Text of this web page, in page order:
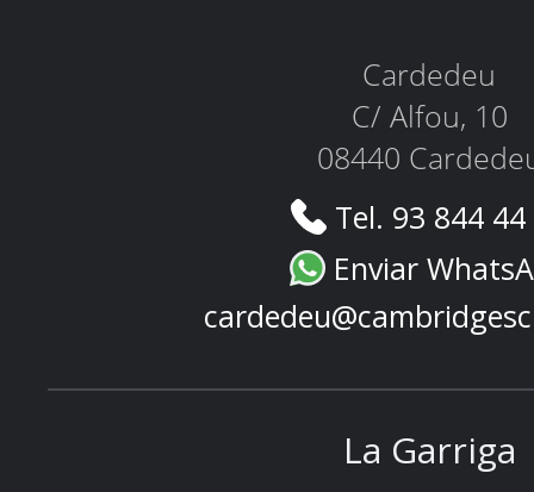
Cardedeu
C/ Alfou, 10
08440
Tel. 93 844
Enviar
La Garriga